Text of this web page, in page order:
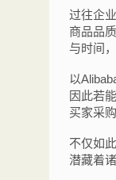
过往企
商品品
与时间
以
因此若
买家采
不仅如
潜藏着